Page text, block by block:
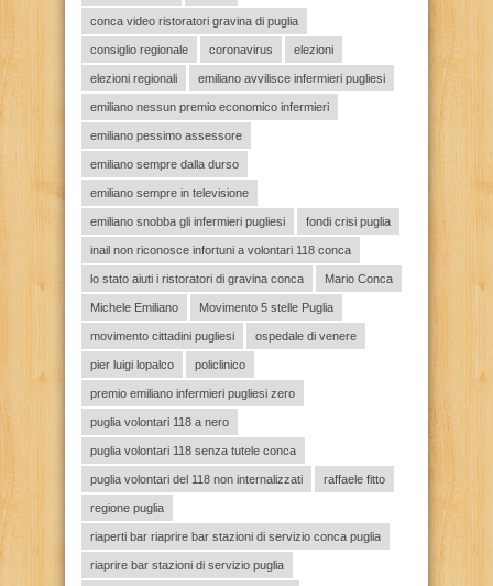
conca video ristoratori gravina di puglia
consiglio regionale coronavirus elezioni
elezioni regionali emiliano avvilisce infermieri pugliesi
emiliano nessun premio economico infermieri
emiliano pessimo assessore
emiliano sempre dalla durso
emiliano sempre in televisione
emiliano snobba gli infermieri pugliesi fondi crisi puglia
inail non riconosce infortuni a volontari 118 conca
lo stato aiuti i ristoratori di gravina conca Mario Conca
Michele Emiliano Movimento 5 stelle Puglia
movimento cittadini pugliesi ospedale di venere
pier luigi lopalco policlinico
premio emiliano infermieri pugliesi zero
puglia volontari 118 a nero
puglia volontari 118 senza tutele conca
puglia volontari del 118 non internalizzati raffaele fitto
regione puglia
riaperti bar riaprire bar stazioni di servizio conca puglia
riaprire bar stazioni di servizio puglia